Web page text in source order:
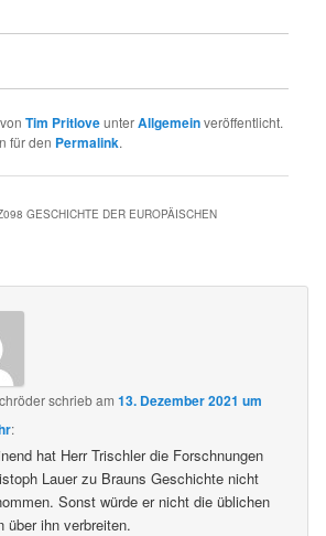
vonTim PritloveunterAllgemeinveröffentlicht.
für den Permalink.
GESCHICHTE DER EUROPÄISCHEN
schriebam13. Dezember 2021 um
:
hat Herr Trischler die Forschnungen
Lauer zu Brauns Geschichte nicht
Sonst würde er nicht die üblichen
über ihn verbreiten.